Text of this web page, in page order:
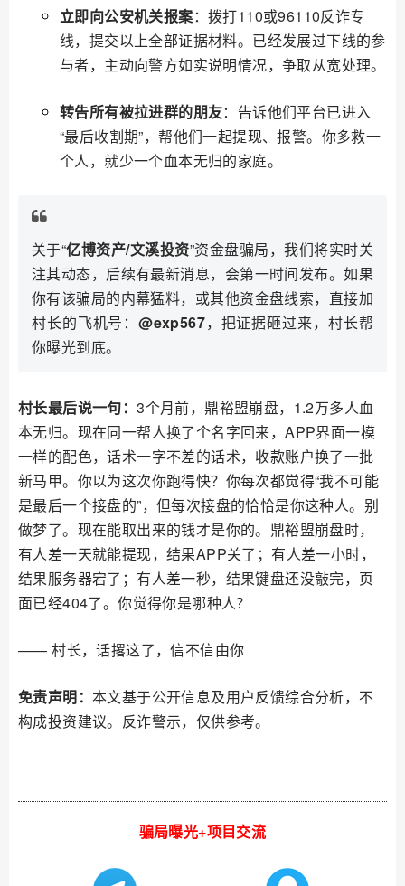
立即向公安机关报案：拨打110或96110反诈专
线，提交以上全部证据材料。已经发展过下线的参
与者，主动向警方如实说明情况，争取从宽处理。
转告所有被拉进群的朋友：告诉他们平台已进入
“最后收割期”，帮他们一起提现、报警。你多救一
个人，就少一个血本无归的家庭。
关于“亿博资产/文溪投资”资金盘骗局，我们将实时关
注其动态，后续有最新消息，会第一时间发布。如果
你有该骗局的内幕猛料，或其他资金盘线索，直接加
村长的飞机号：@exp567，把证据砸过来，村长帮
你曝光到底。
村长最后说一句：3个月前，鼎裕盟崩盘，1.2万多人血
本无归。现在同一帮人换了个名字回来，APP界面一模
一样的配色，话术一字不差的话术，收款账户换了一批
新马甲。你以为这次你跑得快？你每次都觉得“我不可能
是最后一个接盘的”，但每次接盘的恰恰是你这种人。别
做梦了。现在能取出来的钱才是你的。鼎裕盟崩盘时，
有人差一天就能提现，结果APP关了；有人差一小时，
结果服务器宕了；有人差一秒，结果键盘还没敲完，页
面已经404了。你觉得你是哪种人？
—— 村长，话撂这了，信不信由你
免责声明： 本文基于公开信息及用户反馈综合分析，不
构成投资建议。反诈警示，仅供参考。
骗局曝光+项目交流